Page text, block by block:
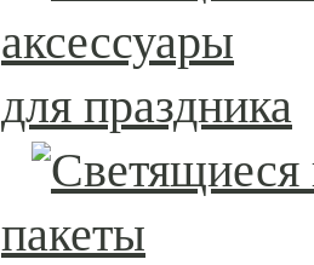
аксессуары
для праздника
пакеты